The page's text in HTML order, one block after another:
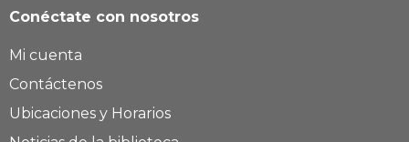
Conéctate con nosotros
Mi cuenta
Contáctenos
Ubicaciones y Horarios